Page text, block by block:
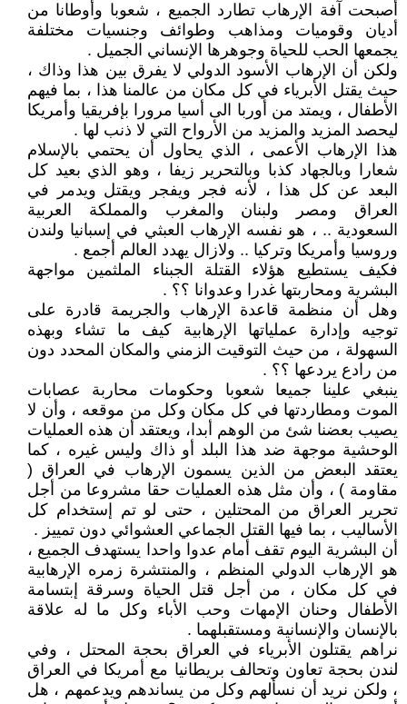
أصبحت آفة الإرهاب تطارد الجميع ، شعوبا وأوطانا من
أديان وقوميات ومذاهب وطوائف وجنسيات مختلفة
يجمعها الحب للحياة وجوهرها الإنساني الجميل .
ولكن أن الإرهاب الأسود الدولي لا يفرق بين هذا وذاك ،
حيث يقتل الأبرياء في كل مكان من عالمنا هذا ، بما فيهم
الأطفال ، ويمتد من أوربا الى أسيا مرورا بإفريقيا وأمريكا
ليحصد المزيد والمزيد من الأرواح التي لا ذنب لها .
هذا الإرهاب الأعمى ، الذي يحاول أن يحتمي بالإسلام
شعارا وبالجهاد كذبا وبالتحرير زيفا ، وهو الذي بعيد كل
البعد عن كل هذا ، لأنه فجر ويفجر ويقتل ويدمر في
العراق ومصر ولبنان والمغرب والمملكة العربية
السعودية .. ، هو نفسه الإرهاب العبثي في إسبانيا ولندن
وروسيا وأمريكا وتركيا .. ولازال يهدد العالم أجمع .
فكيف يستطيع هؤلاء القتلة الجبناء الملثمين مواجهة
البشرية ومحاربتها غدرا وعدوانا ؟؟ .
وهل أن منظمة قاعدة الإرهاب والجريمة قادرة على
توجيه وإدارة عملياتها الإرهابية كيف ما تشاء وبهذه
السهولة ، من حيث التوقيت الزمني والمكان المحدد دون
من رادع يردعها ؟؟ .
ينبغي علينا جميعا شعوبا وحكومات محاربة عصابات
الموت ومطاردتها في كل مكان وكل من موقعه ، وأن لا
يصيب بعضنا شئ من الوهم أبدا، ويعتقد أن هذه العمليات
الوحشية موجهة ضد هذا البلد أو ذاك وليس غيره ، كما
يعتقد البعض من الذين يسمون الإرهاب في العراق (
مقاومة ) ، وأن مثل هذه العمليات حقا مشروعا من أجل
تحرير العراق من المحتلين ، حتى لو تم إستخدام كل
الأساليب ، بما فيها القتل الجماعي العشوائي دون تمييز .
أن البشرية اليوم تقف أمام عدوا واحدا يستهدف الجميع ،
هو الإرهاب الدولي المنظم ، والمنتشرة زمره الإرهابية
في كل مكان ، من أجل قتل الحياة وسرقة إبتسامة
الأطفال وحنان الإمهات وحب الأباء وكل ما له علاقة
بالإنسان والإنسانية ومستقبلهما .
نراهم يقتلون الأبرياء في العراق بحجة المحتل ، وفي
لندن بحجة تعاون وتحالف بريطانيا مع أمريكا في العراق
، ولكن نريد أن نسألهم وكل من يساندهم ويدعمهم ، هل